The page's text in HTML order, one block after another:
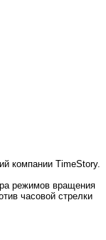
компании TimeStory.
режимов вращения
часовой стрелки